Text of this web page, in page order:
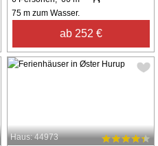
75 m zum Wasser.
ab 252 €
Haus: 44973